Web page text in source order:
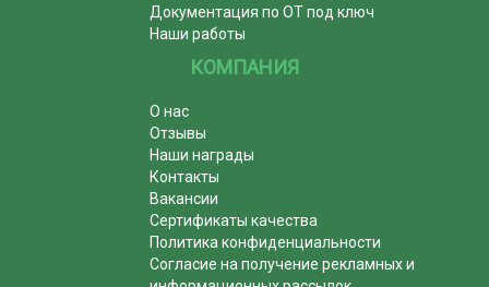
Документация по ОТ под ключ
Наши работы
КОМПАНИЯ
О нас
Отзывы
Наши награды
Контакты
Вакансии
Сертификаты качества
Политика конфиденциальности
Согласие на получение рекламных и